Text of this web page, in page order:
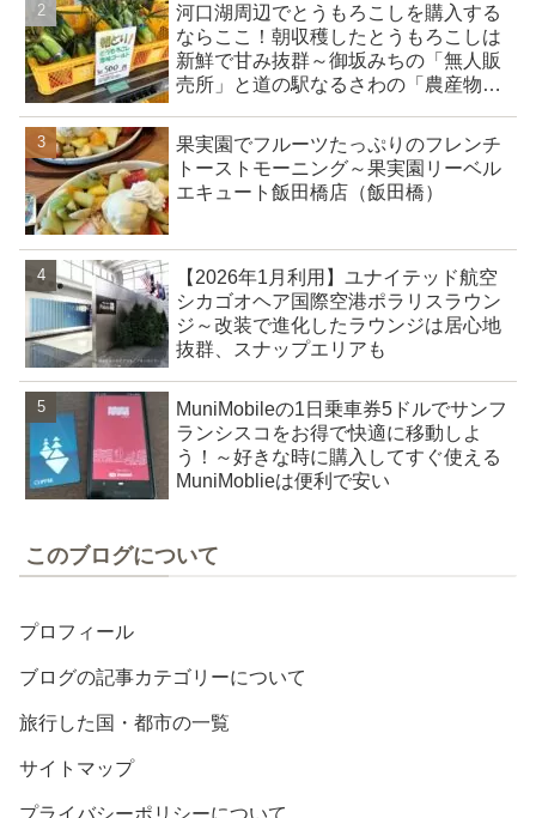
河口湖周辺でとうもろこしを購入する
ならここ！朝収穫したとうもろこしは
新鮮で甘み抜群～御坂みちの「無人販
売所」と道の駅なるさわの「農産物直
果実園でフルーツたっぷりのフレンチ
トーストモーニング～果実園リーベル
エキュート飯田橋店（飯田橋）
【2026年1月利用】ユナイテッド航空
シカゴオヘア国際空港ポラリスラウン
ジ～改装で進化したラウンジは居心地
抜群、スナップエリアも
MuniMobileの1日乗車券5ドルでサンフ
ランシスコをお得で快適に移動しよ
う！～好きな時に購入してすぐ使える
MuniMoblieは便利で安い
このブログについて
プロフィール
ブログの記事カテゴリーについて
旅行した国・都市の一覧
サイトマップ
プライバシーポリシーについて